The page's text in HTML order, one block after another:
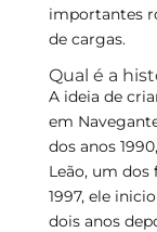
importantes
de cargas.
Qual é a
A ideia de
em
dos anos
Leão, um dos
1997, ele
dois anos